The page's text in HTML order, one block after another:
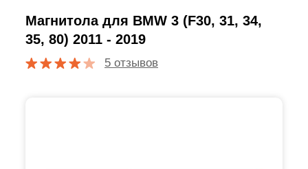
Магнитола для BMW 3 (F30, 31, 34,
35, 80) 2011 - 2019
5 отзывов